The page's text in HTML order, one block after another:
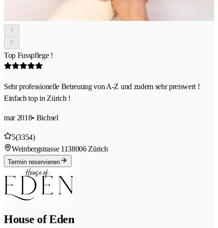
Top Fusspflege !
Sehr professionelle Betreuung von A-Z und zudem sehr preiswert !
Einfach top in Zürich !
mar 2018• Bichsel
5(3354)
Weinbergstrasse 1138006 Zürich
Termin reservieren
House of Eden